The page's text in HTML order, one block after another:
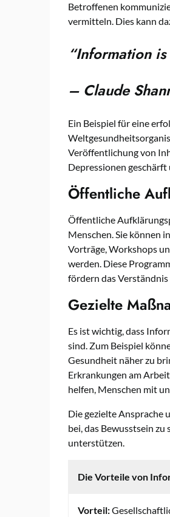
Betroffenen
vermitteln. Dies kann
“Information
– Claude
Ein Beispiel für eine
Veröffentlichung von
Depressionen
Öffentliche
Öffentliche
Menschen. Sie können
Vorträge, Workshops
werden. Diese
fördern das
Gezielte
Es ist wichtig, dass
sind. Zum Beispiel
Gesundheit näher zu
Erkrankungen am
helfen, Menschen mit
Die gezielte Ansprache
bei, das Bewusstsein
unterstützen.
Die Vorteile von
Vorteil: